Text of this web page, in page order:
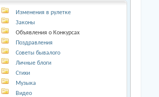
Изменения в рулетке
Законы
Объявления о Конкурсах
Поздравления
Советы бывалого
Личные блоги
Стихи
Музыка
Видео